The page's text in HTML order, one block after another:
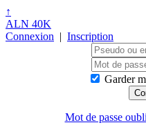
↑
ALN 40K
Connexion | Inscription
Garder
Mot de passe